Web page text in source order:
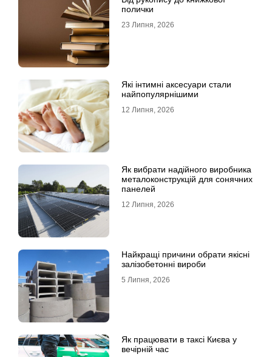
полички
23 Липня, 2026
Які інтимні аксесуари стали
найпопулярнішими
12 Липня, 2026
Як вибрати надійного виробника
металоконструкцій для сонячних
панелей
12 Липня, 2026
Найкращі причини обрати якісні
залізобетонні вироби
5 Липня, 2026
Як працювати в таксі Києва у
вечірній час